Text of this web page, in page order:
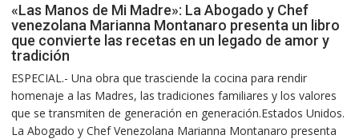
«Las Manos de Mi Madre»: La Abogado y Chef
venezolana Marianna Montanaro presenta un libro
que convierte las recetas en un legado de amor y
tradición
ESPECIAL.- Una obra que trasciende la cocina para rendir
homenaje a las Madres, las tradiciones familiares y los valores
que se transmiten de generación en generación.Estados Unidos.
La Abogado y Chef Venezolana Marianna Montanaro presenta